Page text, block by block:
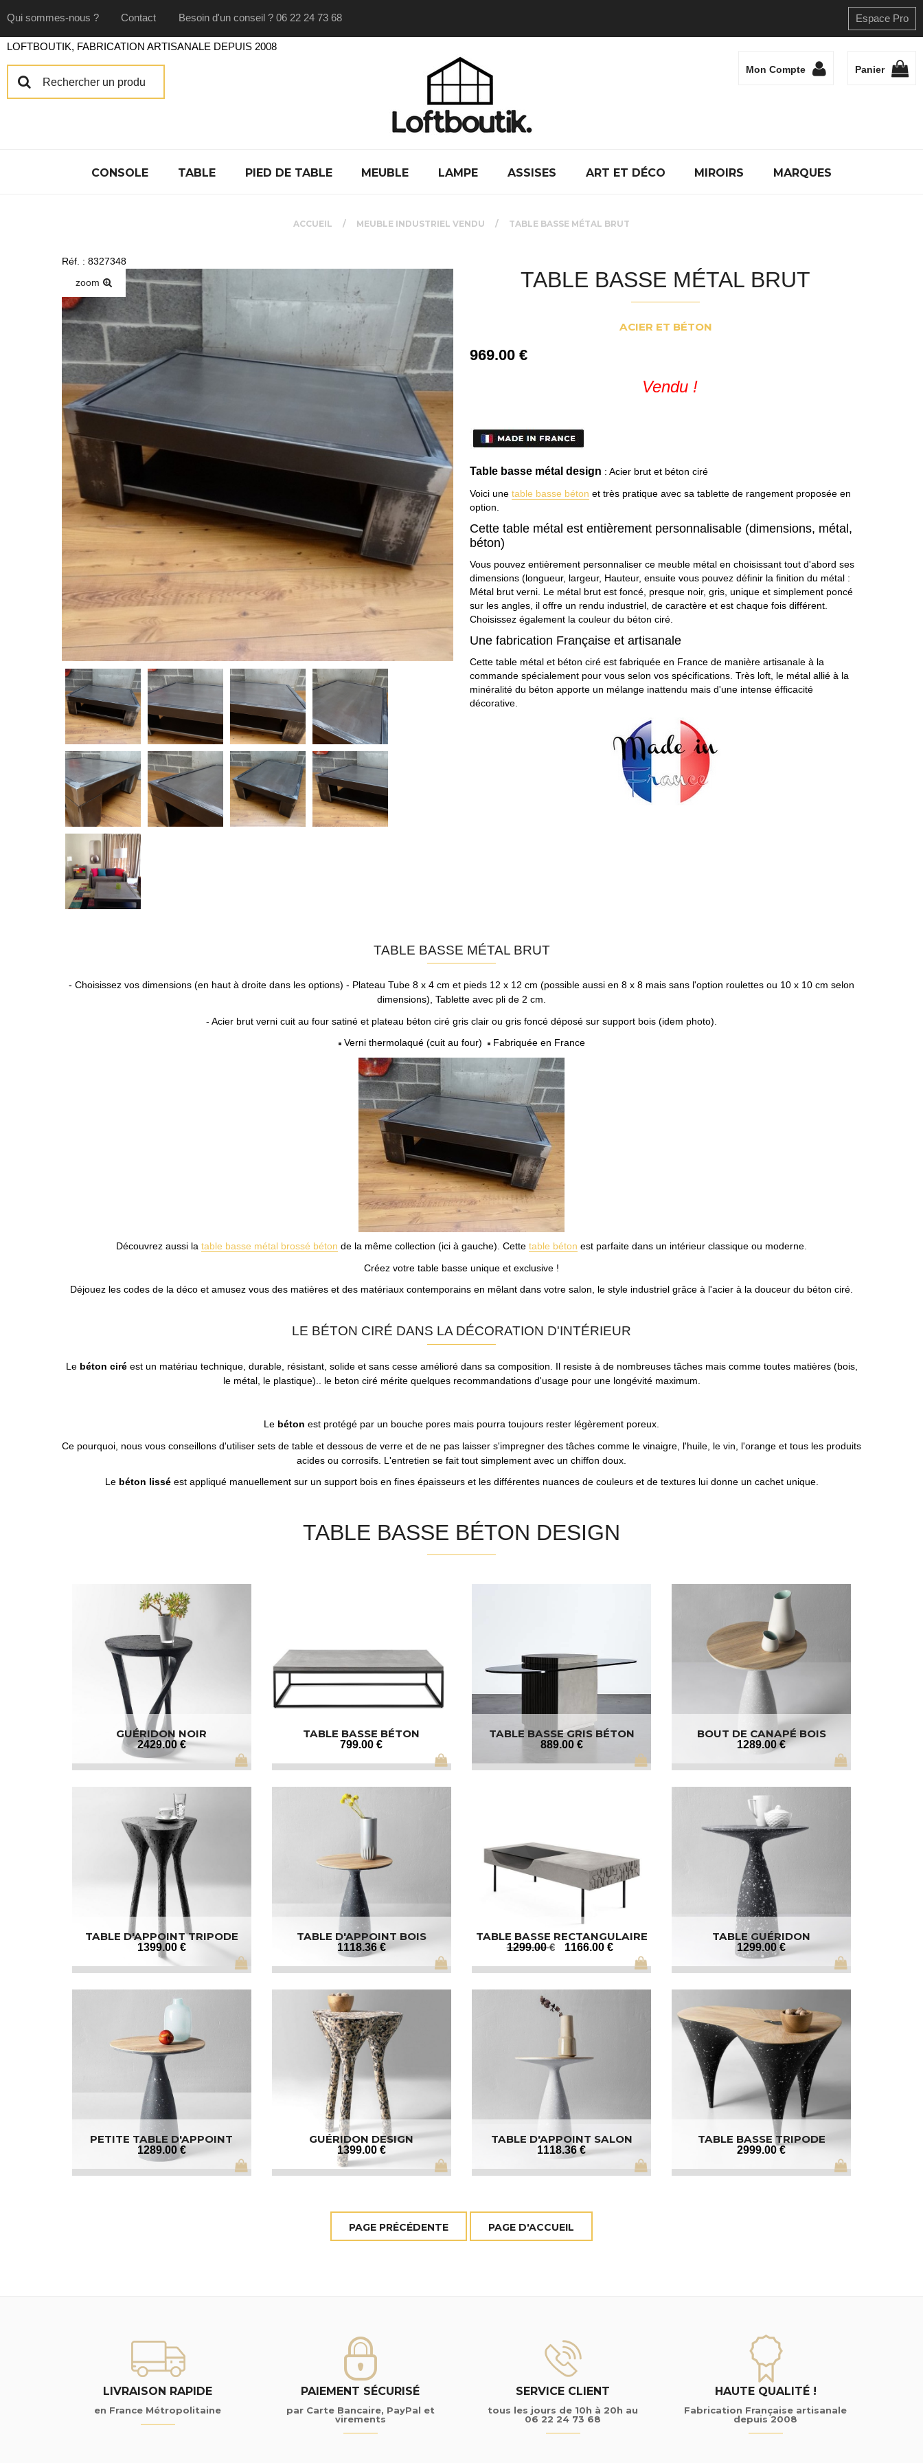
Qui sommes-nous ? Contact Besoin d'un conseil ? 06 22 24 73 68 Espace Pro
Mon Compte Panier
CONSOLE TABLE PIED DE TABLE MEUBLE LAMPE ASSISES ART ET DÉCO MIROIRS MARQUES
ACCUEIL MEUBLE INDUSTRIEL VENDU TABLE BASSE MÉTAL BRUT
Réf. : 8327348
zoom
TABLE BASSE MÉTAL BRUT
ACIER ET BÉTON
969.00€
Vendu !
Table basse métal design : Acier brut et béton ciré
Voici une table basse béton et très pratique avec sa tablette de rangement proposée en
option.
Cette table métal est entièrement personnalisable (dimensions, métal,
béton)
Vous pouvez entièrement personnaliser ce meuble métal en choisissant tout d'abord ses
dimensions (longueur, largeur, Hauteur, ensuite vous pouvez définir la finition du métal :
Métal brut verni. Le métal brut est foncé, presque noir, gris, unique et simplement poncé
sur les angles, il offre un rendu industriel, de caractère et est chaque fois différent.
Choisissez également la couleur du béton ciré.
Une fabrication Française et artisanale
Cette table métal et béton ciré est fabriquée en France de manière artisanale à la
commande spécialement pour vous selon vos spécifications. Très loft, le métal allié à la
minéralité du béton apporte un mélange inattendu mais d'une intense éfficacité
décorative.
TABLE BASSE MÉTAL BRUT
- Choisissez vos dimensions (en haut à droite dans les options) - Plateau Tube 8 x 4 cm et pieds 12 x 12 cm (possible aussi en 8 x 8 mais sans l'option roulettes ou 10 x 10 cm selon
dimensions), Tablette avec pli de 2 cm.
- Acier brut verni cuit au four satiné et plateau béton ciré gris clair ou gris foncé déposé sur support bois (idem photo).
Verni thermolaqué (cuit au four)
Fabriquée en France
Découvrez aussi la table basse métal brossé béton de la même collection (ici à gauche). Cette table béton est parfaite dans un intérieur classique ou moderne.
Créez votre table basse unique et exclusive !
Déjouez les codes de la déco et amusez vous des matières et des matériaux contemporains en mêlant dans votre salon, le style industriel grâce à l'acier à la douceur du béton ciré.
LE BÉTON CIRÉ DANS LA DÉCORATION D'INTÉRIEUR
Le béton ciréest un matériau technique, durable, résistant, solide et sans cesse amélioré dans sa composition. Il resiste à de nombreuses tâches mais comme toutes matières (bois,
le métal, le plastique).. le beton ciré mérite quelques recommandations d'usage pour une longévité maximum.
Le béton est protégé par un bouche pores mais pourra toujours rester légèrement poreux.
Ce pourquoi, nous vous conseillons d'utiliser sets de table et dessous de verre et de ne pas laisser s'impregner des tâches comme le vinaigre, l'huile, le vin, l'orange et tous les produits
acides ou corrosifs. L'entretien se fait tout simplement avec un chiffon doux.
Le béton lisséest appliqué manuellement sur un support bois en fines épaisseurs et les différentes nuances de couleurs et de textures lui donne un cachet unique.
TABLE BASSE BÉTON DESIGN
GUÉRIDON NOIR
2429.00 €
TABLE BASSE BÉTON
RECTANGLE NOIR
799.00 €
TABLE BASSE GRIS BÉTON
889.00 €
BOUT DE CANAPÉ BOIS
1289.00 €
TABLE D'APPOINT TRIPODE
1399.00 €
TABLE D'APPOINT BOIS
1118.36 €
TABLE BASSE RECTANGULAIRE
DESIGN
1299.00 € 1166.00 €
TABLE GUÉRIDON
1299.00 €
PETITE TABLE D'APPOINT
1289.00 €
GUÉRIDON DESIGN
1399.00 €
TABLE D'APPOINT SALON
1118.36 €
TABLE BASSE TRIPODE
2999.00 €
LIVRAISON RAPIDE
en France Métropolitaine
PAIEMENT SÉCURISÉ
par Carte Bancaire, PayPal et
virements
SERVICE CLIENT
tous les jours de 10h à 20h au
06 22 24 73 68
HAUTE QUALITÉ !
Fabrication Française artisanale
depuis 2008
LOFTBOUTIK, FABRICATION ARTISANALE DEPUIS 2008